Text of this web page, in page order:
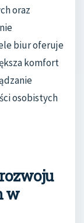
oraz
biur oferuje
komfort
osobistych
w